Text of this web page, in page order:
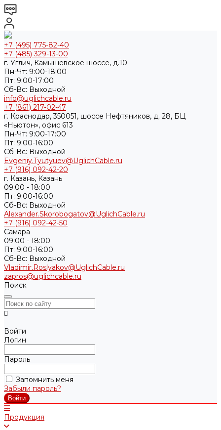
+7 (495) 775-82-40
+7 (485) 329-13-00
г. Углич, Камышевское шоссе, д.10
Пн-Чт: 9:00-18:00
Пт: 9:00-17:00
Cб-Вс: Выходной
info@uglichcable.ru
+7 (861) 217-02-47
г. Краснодар, 350051, шоссе Нефтяников, д. 28, БЦ
«Ньютон», офис 613
Пн-Чт: 9:00-17:00
Пт: 9:00-16:00
Cб-Вс: Выходной
Evgeniy.Tyutyuev@UglichCable.ru
+7 (916) 092-42-20
г. Казань, Казань
09:00 - 18:00
Пт: 9:00-16:00
Cб-Вс: Выходной
Alexander.Skorobogatov@UglichCable.ru
+7 (916) 092-42-50
Самара
09:00 - 18:00
Пт: 9:00-16:00
Cб-Вс: Выходной
Vladimir.Roslyakov@UglichCable.ru
zapros@uglichcable.ru
Поиск
Войти
Логин
Пароль
Запомнить меня
Забыли пароль?
Продукция